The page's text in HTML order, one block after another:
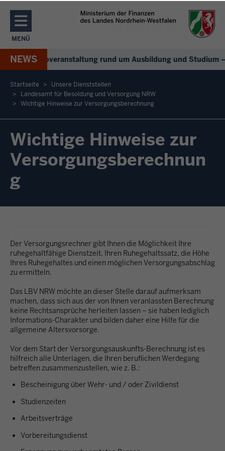
Direkt zum Inhalt
MENÜ
NAVIGATION AKTIVIEREN/DEAKTIVIEREN: MENÜ
NEWS
Digitale Infoveranstaltung rund um Ausbildung und Studium
Sie
hier
Startseite
Unsere Dienststellen
Landesamt für Besoldung und Versorgung NRW
Wichtige Hinweise zur Versorgungsberechnung
Wichtige Hinweise zur
Versorgungsberechnun
g
Der Versorgungsrechner gibt Ihnen die Möglichkeit Ihre
ruhegehaltfähige Dienstzeit, Ihren Ruhegehaltssatz, die Höhe
Ihres Ruhegehaltes und einen möglichen Versorgungsabschlag
zu ermitteln.
Das LBV NRW möchte an dieser Stelle darauf aufmerksam
machen, dass sich aus der von Ihnen veranlassten Berechnung
keine Rechtsansprüche herleiten lassen – sie haben lediglich
Informations-Charakter und bilden daher eine Hilfe für die
allgemeine Altersvorsorge.
Vor dem Start der Versorgungsauskunfts-Berechnung ist es
hilfreich alle Unterlagen, die Ihren beruflichen Werdegang
betreffen zusammenzustellen, wie z. B.:
Bescheinigung über Wehr- und / oder Zivildienst
Studienzeiten
Arbeitsverträge
Vorbereitungsdienst